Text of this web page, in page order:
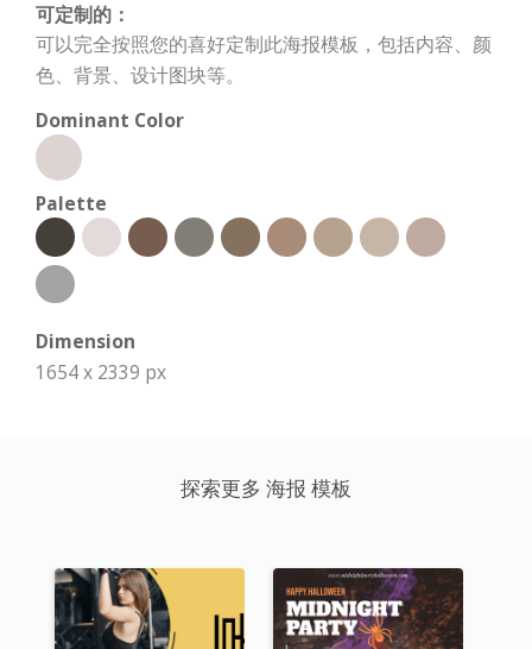
可定制的：
可以完全按照您的喜好定制此海报模板，包括内容、颜
色、背景、设计图块等。
Dominant Color
Palette
Dimension
1654 x 2339 px
探索更多 海报 模板